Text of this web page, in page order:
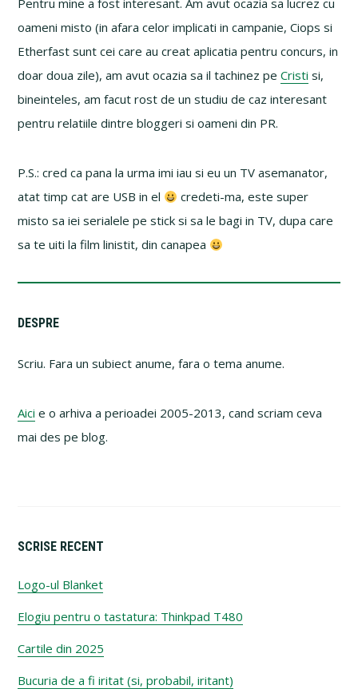
Pentru mine a fost interesant. Am avut ocazia sa lucrez cu
oameni misto (in afara celor implicati in campanie, Ciops si
Etherfast sunt cei care au creat aplicatia pentru concurs, in
doar doua zile), am avut ocazia sa il tachinez peCristi si,
bineinteles, am facut rost de un studiu de caz interesant
pentru relatiile dintre bloggeri si oameni din PR.
P.S.: cred ca pana la urma imi iau si eu un TV asemanator,
atat timp cat are USB in el
credeti-ma, este super
misto sa iei serialele pe stick si sa le bagi in TV, dupa care
sa te uiti la film linistit, din canapea
Primary
Sidebar
DESPRE
Scriu. Fara un subiect anume, fara o tema anume.
Aici e o arhiva a perioadei 2005-2013, cand scriam ceva
mai des pe blog.
SCRISE RECENT
Logo-ul Blanket
Elogiu pentru o tastatura: Thinkpad T480
Cartile din 2025
Bucuria de a fi iritat (si, probabil, iritant)